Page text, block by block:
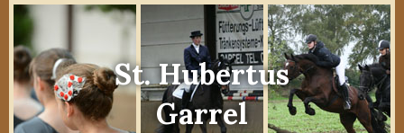
St. Hubertus
Garrel